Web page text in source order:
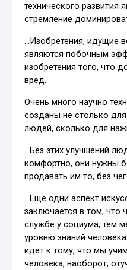
технического развития
стремление
…Изобретения, идущие
являются побочным
изобретения того, что
вред.
Очень много научно
созданы не столько
людей, сколько для
…Без этих улучшений
комфортно, они нужны
продавать им то, без
…Ещё одни аспект
заключается в том, что
службе у социума, тем
уровню знаний
идёт к тому, что мы
человека, наоборот,